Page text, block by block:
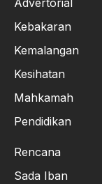
Advertorial
Kebakaran
Kemalangan
Kesihatan
Mahkamah
Pendidikan
Rencana
Sada Iban